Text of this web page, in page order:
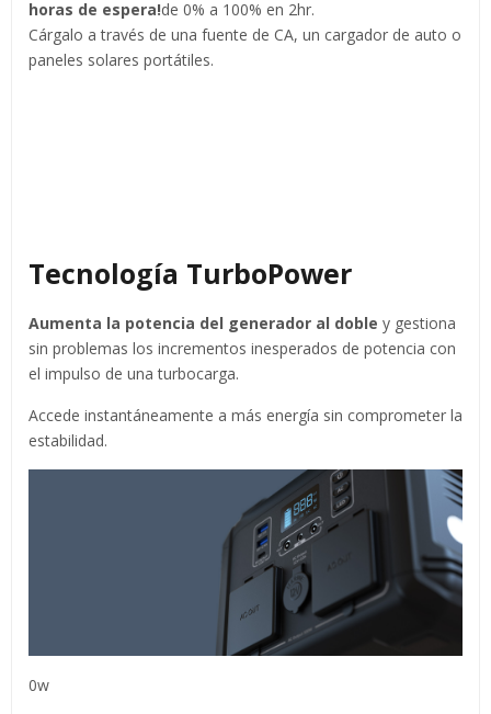
horas de espera!de 0% a 100% en 2hr.
Cárgalo a través de una fuente de CA, un cargador de auto o
paneles solares portátiles.
Tecnología TurboPower
Aumenta la potencia del generador al doble y gestiona
sin problemas los incrementos inesperados de potencia con
el impulso de una turbocarga.
Accede instantáneamente a más energía sin comprometer la
estabilidad.
0w